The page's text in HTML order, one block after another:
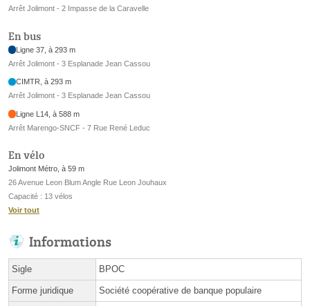
Arrêt Jolimont - 2 Impasse de la Caravelle
En bus
Ligne 37, à 293 m
Arrêt Jolimont - 3 Esplanade Jean Cassou
CIMTR, à 293 m
Arrêt Jolimont - 3 Esplanade Jean Cassou
Ligne L14, à 588 m
Arrêt Marengo-SNCF - 7 Rue René Leduc
En vélo
Jolimont Métro, à 59 m
26 Avenue Leon Blum Angle Rue Leon Jouhaux
Capacité : 13 vélos
Voir tout
Informations
Sigle BPOC
Forme juridique Société coopérative de banque populaire